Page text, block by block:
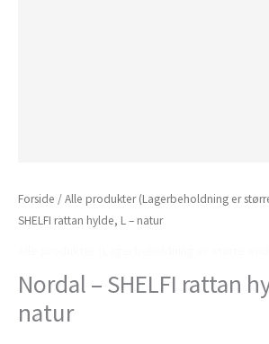
Forside /Alle produkter (Lagerbeholdning er
SHELFI rattan hylde, L – natur
Nordal – SHELFI rattan
natur